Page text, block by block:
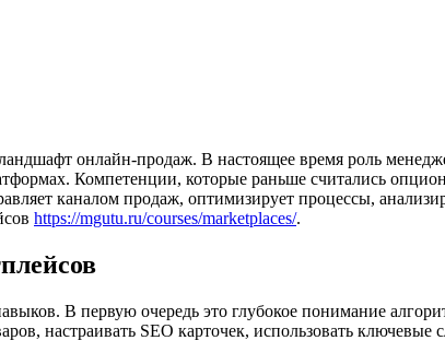
онлайн-продаж. В настоящее время роль
Компетенции, которые раньше считались
каналом продаж, оптимизирует процессы,
https://mgutu.ru/courses/marketplaces/.
В первую очередь это глубокое понимание
настраивать SEO карточек, использовать